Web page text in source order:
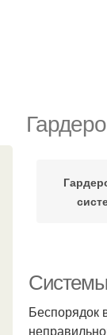
Системы
Беспорядок